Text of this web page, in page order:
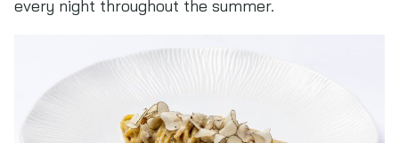
every night throughout the summer.